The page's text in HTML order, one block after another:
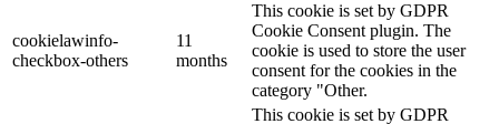
cookielawinfo-
checkbox-others
11
months
This cookie is set by GDPR
Cookie Consent plugin. The
cookie is used to store the user
consent for the cookies in the
category "Other.
This cookie is set by GDPR